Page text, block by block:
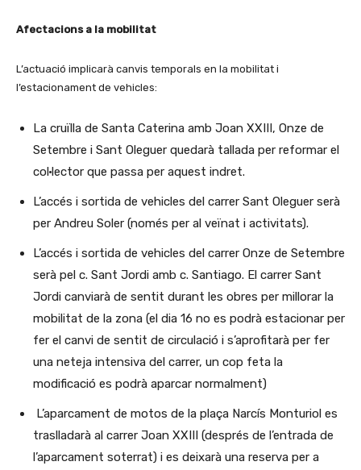
Afectacions a la mobilitat
L’actuació implicarà canvis temporals en la mobilitat i
l’estacionament de vehicles:
La cruïlla de Santa Caterina amb Joan XXIII, Onze de
Setembre i Sant Oleguer quedarà tallada per reformar el
col·lector que passa per aquest indret.
L’accés i sortida de vehicles del carrer Sant Oleguer serà
per Andreu Soler (només per al veïnat i activitats).
L’accés i sortida de vehicles del carrer Onze de Setembre
serà pel c. Sant Jordi amb c. Santiago. El carrer Sant
Jordi canviarà de sentit durant les obres per millorar la
mobilitat de la zona (el dia 16 no es podrà estacionar per
fer el canvi de sentit de circulació i s’aprofitarà per fer
una neteja intensiva del carrer, un cop feta la
modificació es podrà aparcar normalment)
L’aparcament de motos de la plaça Narcís Monturiol es
traslladarà al carrer Joan XXIII (després de l’entrada de
l’aparcament soterrat) i es deixarà una reserva per a